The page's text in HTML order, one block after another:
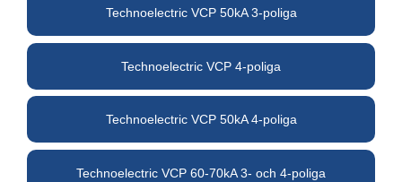
Technoelectric VCP 50kA 3-poliga
Technoelectric VCP 4-poliga
Technoelectric VCP 50kA 4-poliga
Technoelectric VCP 60-70kA 3- och 4-poliga